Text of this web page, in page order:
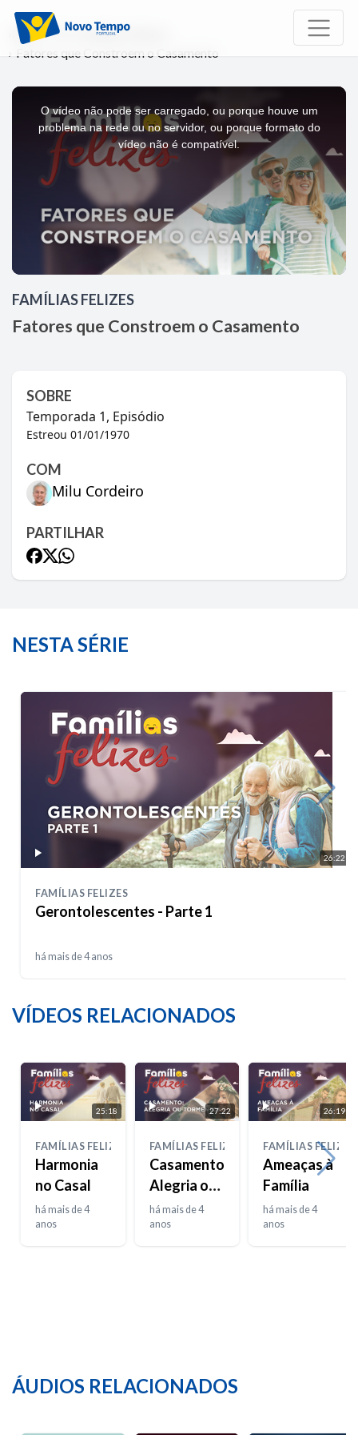
Início TV
Famílias Felizes
Fatores que Constroem o Casamento
This
O vídeo não pode ser carregado, ou porque houve um
problema na rede ou no servidor, ou porque formato do
vídeo não é compatível.
FAMÍLIAS FELIZES
Fatores que Constroem o Casamento
SOBRE
Temporada 1, Episódio
Estreou 01/01/1970
COM
Milu Cordeiro
PARTILHAR
NESTA SÉRIE
26:22
FAMÍLIAS FELIZES
Gerontolescentes - Parte 1
há mais de 4 anos
VÍDEOS RELACIONADOS
25:18
FAMÍLIAS FELIZES
Harmonia
no Casal
há mais de 4
anos
27:22
FAMÍLIAS FELIZES
Casamento:
Alegria ou
Tormento?
há mais de 4
anos
26:19
FAMÍLIAS FELIZES
Ameaças à
Família
há mais de 4
anos
ÁUDIOS RELACIONADOS